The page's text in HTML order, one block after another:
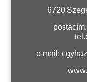
6720
e-mail: